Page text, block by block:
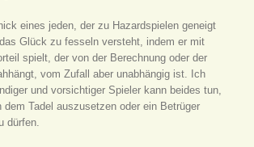
eines jeden, der zu Hazardspielen geneigt
Glück zu fesseln versteht, indem er mit
spielt, der von der Berechnung oder der
vom Zufall aber unabhängig ist. Ich
und vorsichtiger Spieler kann beides tun,
dem Tadel auszusetzen oder ein Betrüger
dürfen.